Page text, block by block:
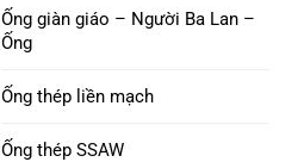
Ống giàn giáo – Người Ba Lan –
Ống
Ống thép liền mạch
Ống thép SSAW